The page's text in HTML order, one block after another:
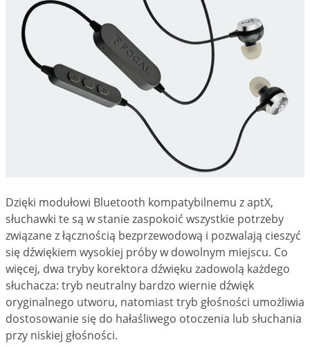
Dzięki modułowi Bluetooth kompatybilnemu z aptX,
słuchawki te są w stanie zaspokoić wszystkie potrzeby
związane z łącznością bezprzewodową i pozwalają cieszyć
się dźwiękiem wysokiej próby w dowolnym miejscu. Co
więcej, dwa tryby korektora dźwięku zadowolą każdego
słuchacza: tryb neutralny bardzo wiernie dźwięk
oryginalnego utworu, natomiast tryb głośności umożliwia
dostosowanie się do hałaśliwego otoczenia lub słuchania
przy niskiej głośności.